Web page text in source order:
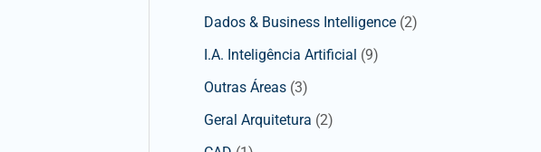
Dados & Business Intelligence (2)
I.A. Inteligência Artificial (9)
Outras Áreas (3)
Geral Arquitetura (2)